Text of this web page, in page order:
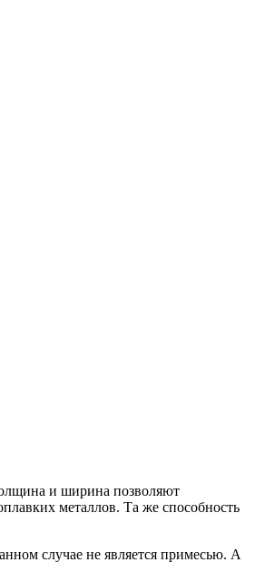
и ширина позволяют
металлов. Та же способность
случае не является примесью. А